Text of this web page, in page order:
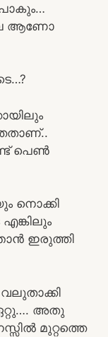
ആണോ
പെൺ
നൊക്കി
ഇരുത്തി
വലുതാക്കി
ഏറ്റു…. അതു
മുറ്റത്തെ